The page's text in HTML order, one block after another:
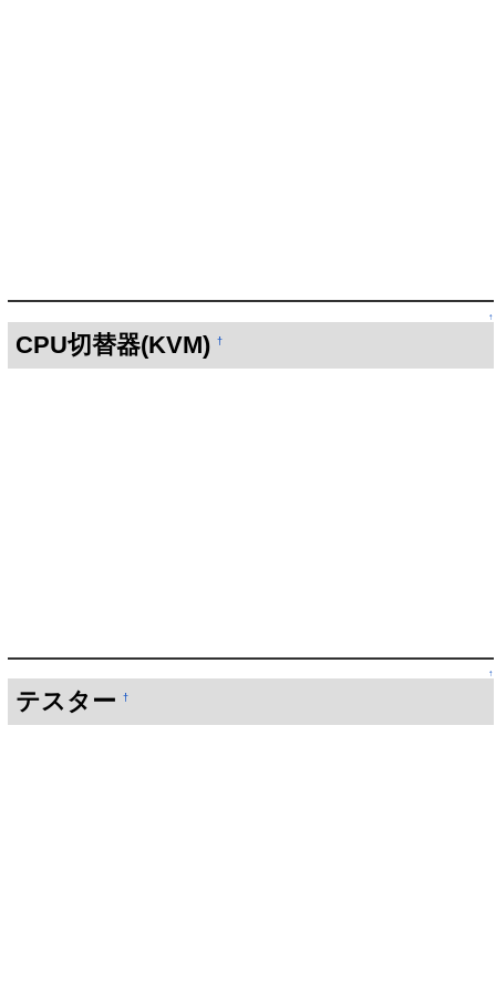
↑
CPU切替器(KVM) †
↑
テスター †